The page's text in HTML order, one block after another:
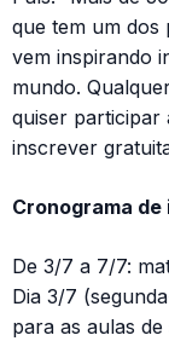
que tem um dos
vem inspirando
mundo.
quiser participar
inscrever
Cronograma
De 3/7 a 7/7:
Dia 3/7
para as aulas